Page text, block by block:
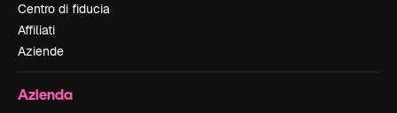
Centro di fiducia
Affiliati
Aziende
Azienda